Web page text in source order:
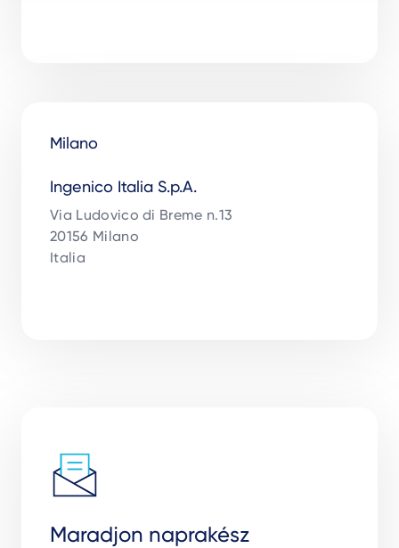
Milano
Ingenico Italia S.p.A.
Via Ludovico di Breme n.13
20156 Milano
Italia
Maradjon naprakész